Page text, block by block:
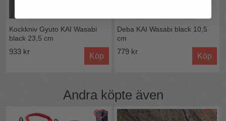
Kockkniv Gyuto KAI Wasabi
black 23,5 cm
933 kr
Köp
Deba KAI Wasabi black 10,5
cm
779 kr
Köp
Andra köpte även